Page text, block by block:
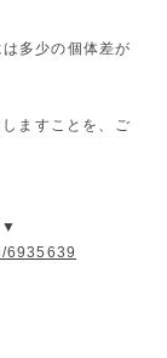
多少の個体差が
ますことを、ご
6935639